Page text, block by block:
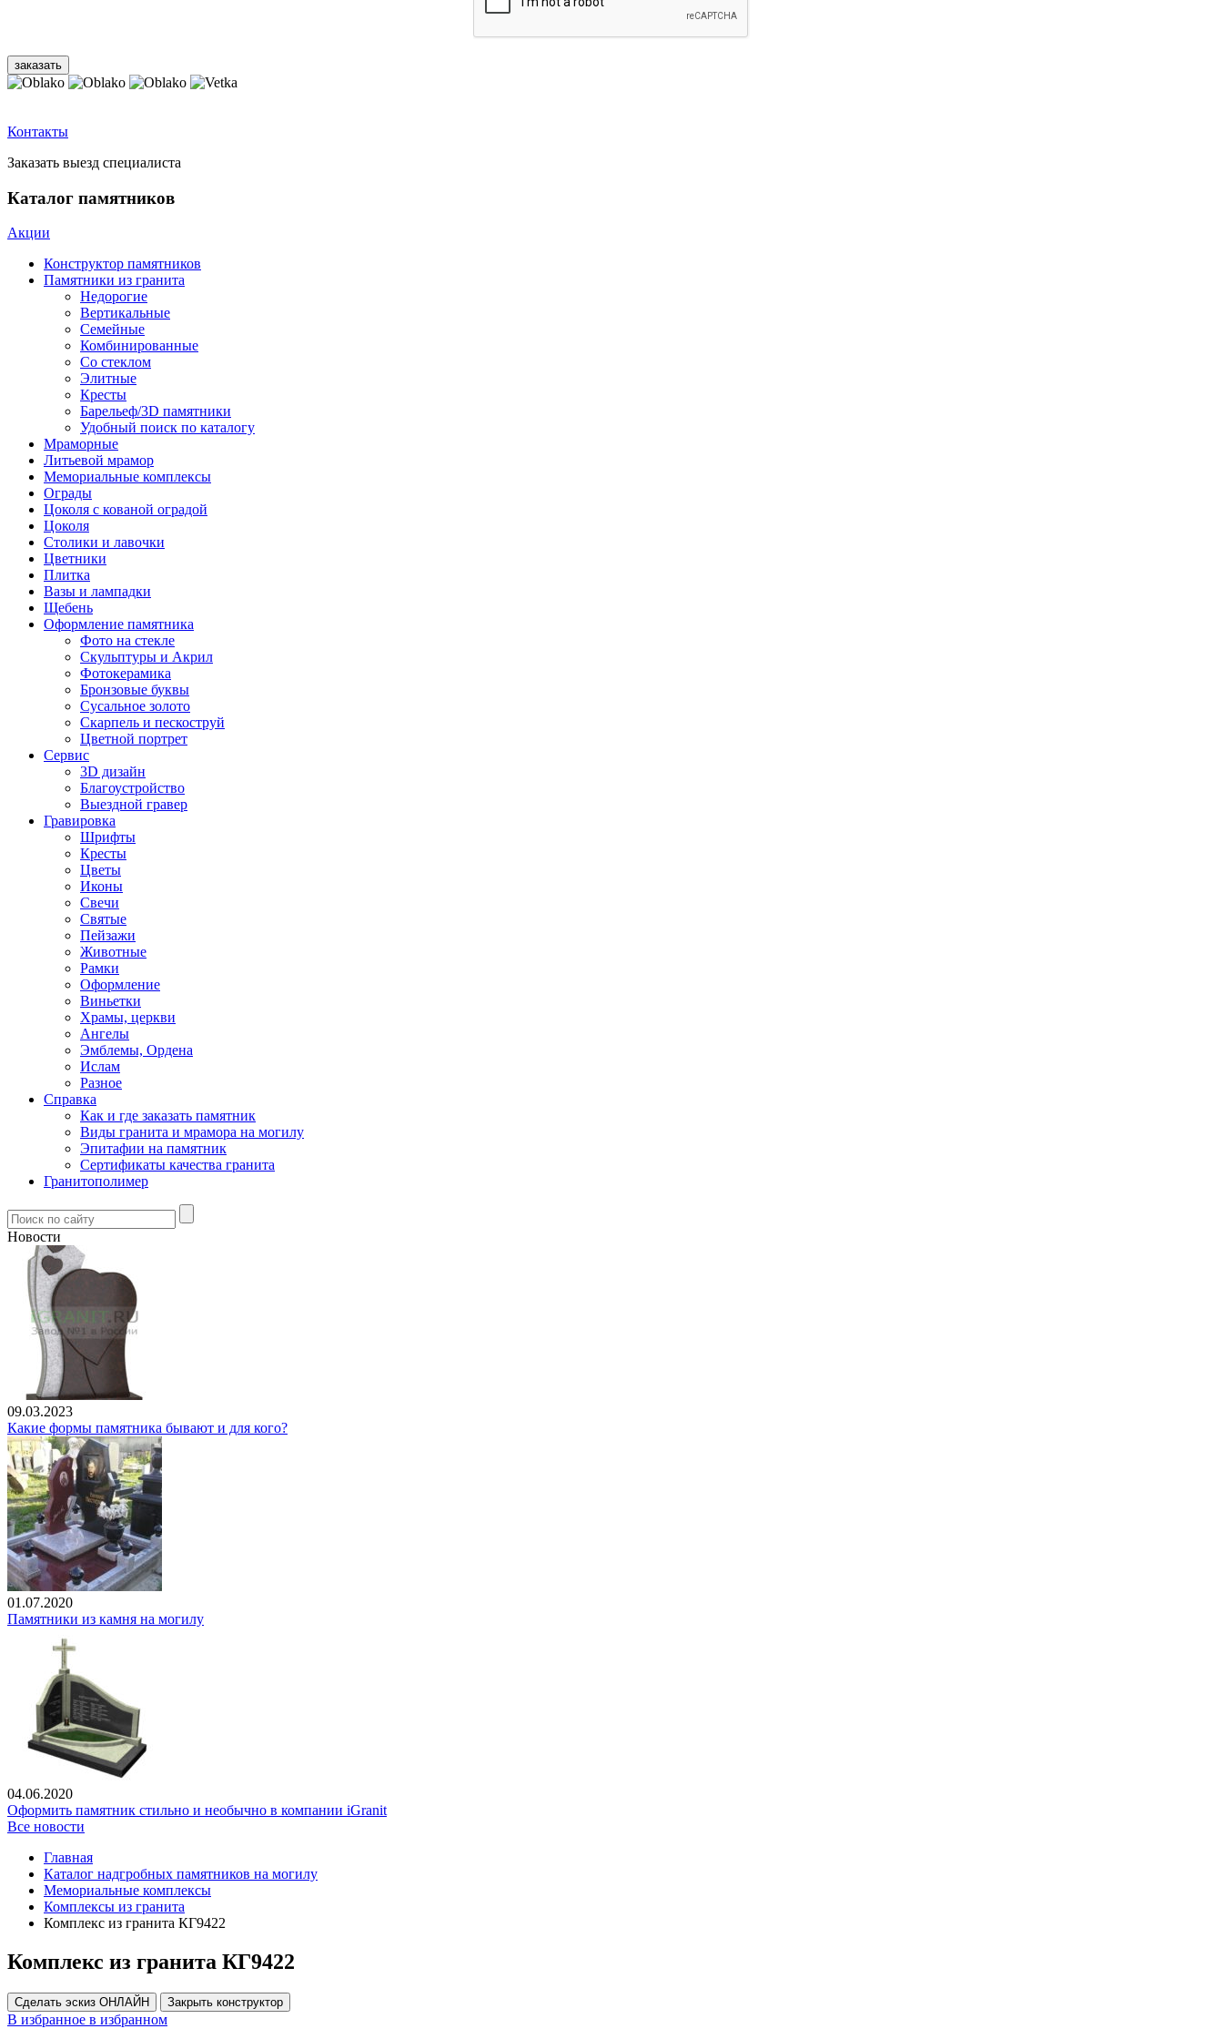
Контакты
Заказать выезд специалиста
Каталог памятников
Акции
Конструктор памятников
Памятники из гранита
Недорогие
Вертикальные
Семейные
Комбинированные
Со стеклом
Элитные
Кресты
Барельеф/3D памятники
Удобный поиск по каталогу
Мраморные
Литьевой мрамор
Мемориальные комплексы
Ограды
Цоколя с кованой оградой
Цоколя
Столики и лавочки
Цветники
Плитка
Вазы и лампадки
Щебень
Оформление памятника
Фото на стекле
Скульптуры и Акрил
Фотокерамика
Бронзовые буквы
Сусальное золото
Скарпель и пескоструй
Цветной портрет
Сервис
3D дизайн
Благоустройство
Выездной гравер
Гравировка
Шрифты
Кресты
Цветы
Иконы
Свечи
Святые
Пейзажи
Животные
Рамки
Оформление
Виньетки
Храмы, церкви
Ангелы
Эмблемы, Ордена
Ислам
Разное
Справка
Как и где заказать памятник
Виды гранита и мрамора на могилу
Эпитафии на памятник
Сертификаты качества гранита
Гранитополимер
Новости
09.03.2023
Какие формы памятника бывают и для кого?
01.07.2020
Памятники из камня на могилу
04.06.2020
Оформить памятник стильно и необычно в компании iGranit
Все новости
Главная
Каталог надгробных памятников на могилу
Мемориальные комплексы
Комплексы из гранита
Комплекс из гранита КГ9422
Комплекс из гранита КГ9422
Сделать эскиз ОНЛАЙН Закрыть конструктор
В избранное в избранном